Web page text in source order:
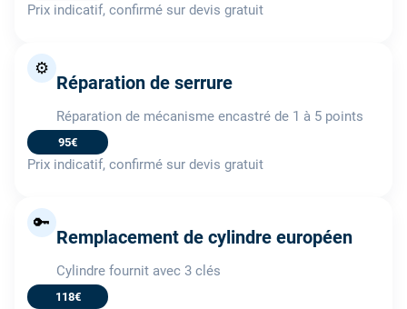
Prix indicatif, confirmé sur devis gratuit
⚙️
Réparation de serrure
Réparation de mécanisme encastré de 1 à 5 points
95€
Prix indicatif, confirmé sur devis gratuit
🔑
Remplacement de cylindre européen
Cylindre fournit avec 3 clés
118€